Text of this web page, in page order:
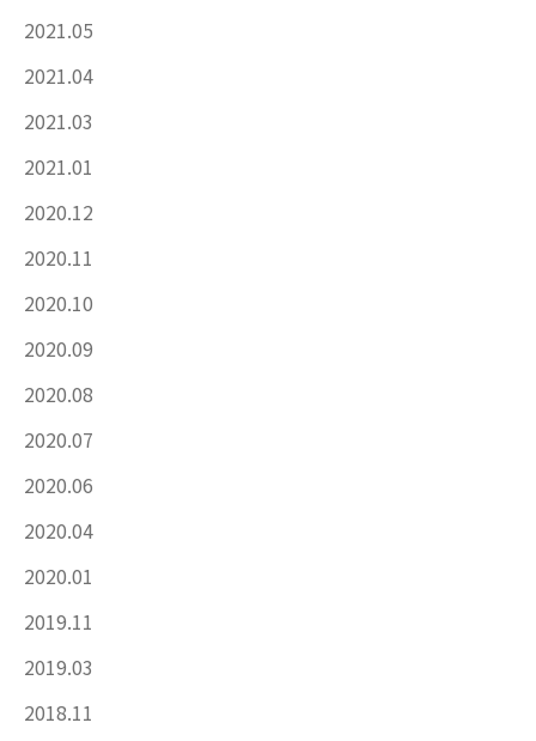
2021.05
2021.04
2021.03
2021.01
2020.12
2020.11
2020.10
2020.09
2020.08
2020.07
2020.06
2020.04
2020.01
2019.11
2019.03
2018.11